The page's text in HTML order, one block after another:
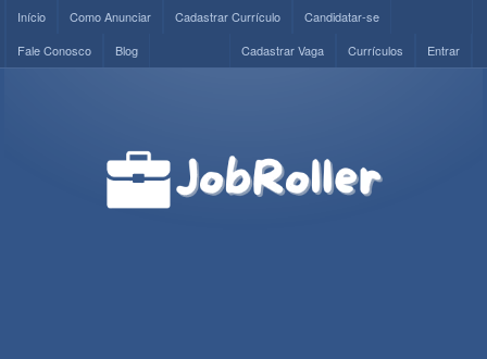
Início Como Anunciar Cadastrar Currículo
Candidatar-se
Fale Conosco
Blog Entrar
Currículos
Cadastrar Vaga